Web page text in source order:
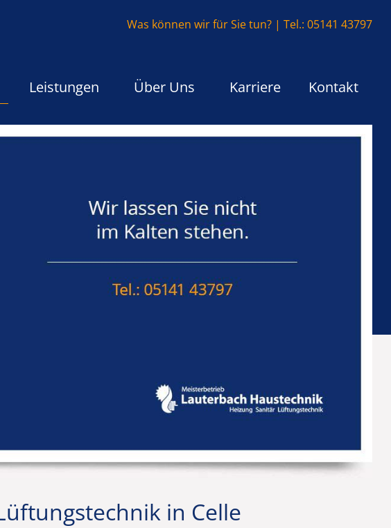
Was können wir für Sie tun? | Tel.: 05141 43797
Leistungen Über Uns Karriere Kontakt
in Celle